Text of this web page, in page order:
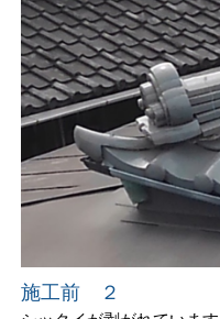
施工前 ２